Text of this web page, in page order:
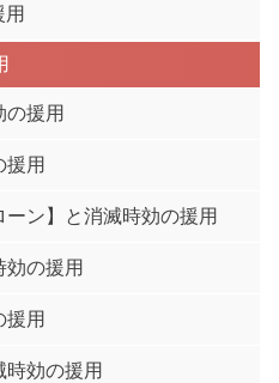
用
の援用
援用
ーン】と消滅時効の援用
効の援用
援用
時効の援用